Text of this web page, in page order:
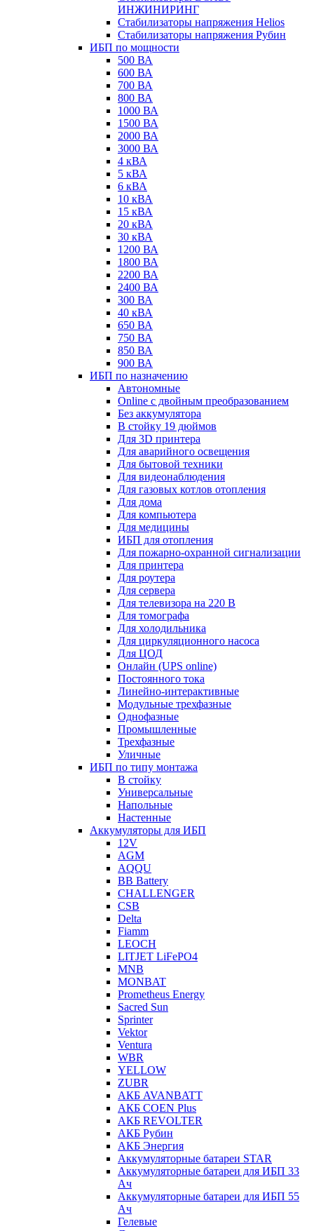
ИНЖИНИРИНГ
Стабилизаторы напряжения Helios
Стабилизаторы напряжения Рубин
ИБП по мощности
500 ВА
600 ВА
700 ВА
800 ВА
1000 ВА
1500 ВА
2000 ВА
3000 ВА
4 кВА
5 кВА
6 кВА
10 кВА
15 кВА
20 кВА
30 кВА
1200 ВА
1800 ВА
2200 ВА
2400 ВА
300 ВА
40 кВА
650 ВА
750 ВА
850 ВА
900 ВА
ИБП по назначению
Автономные
Online с двойным преобразованием
Без аккумулятора
В стойку 19 дюймов
Для 3D принтера
Для аварийного освещения
Для бытовой техники
Для видеонаблюдения
Для газовых котлов отопления
Для дома
Для компьютера
Для медицины
ИБП для отопления
Для пожарно-охранной сигнализации
Для принтера
Для роутера
Для сервера
Для телевизора на 220 В
Для томографа
Для холодильника
Для циркуляционного насоса
Для ЦОД
Онлайн (UPS online)
Постоянного тока
Линейно-интерактивные
Модульные трехфазные
Однофазные
Промышленные
Трехфазные
Уличные
ИБП по типу монтажа
В стойку
Универсальные
Напольные
Настенные
Аккумуляторы для ИБП
12V
AGM
AQQU
BB Battery
CHALLENGER
CSB
Delta
Fiamm
LEOCH
LITJET LiFePO4
MNB
MONBAT
Prometheus Energy
Sacred Sun
Sprinter
Vektor
Ventura
WBR
YELLOW
ZUBR
АКБ AVANBATT
АКБ COEN Plus
АКБ REVOLTER
АКБ Рубин
АКБ Энергия
Аккумуляторные батареи STAR
Аккумуляторные батареи для ИБП 33
Ач
Аккумуляторные батареи для ИБП 55
Ач
Гелевые